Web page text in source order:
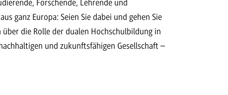
Forschende, Lehrende und
ganz Europa: Seien Sie dabei und gehen Sie
über die Rolle der dualen Hochschulbildung in
und zukunftsfähigen Gesellschaft –